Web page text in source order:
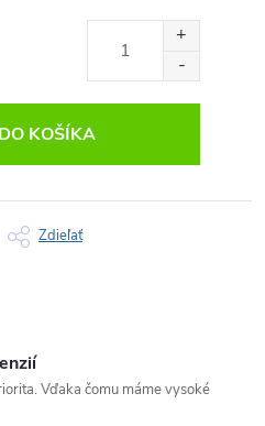
KOŠÍKA
Zdieľať
Vďaka čomu máme vysoké